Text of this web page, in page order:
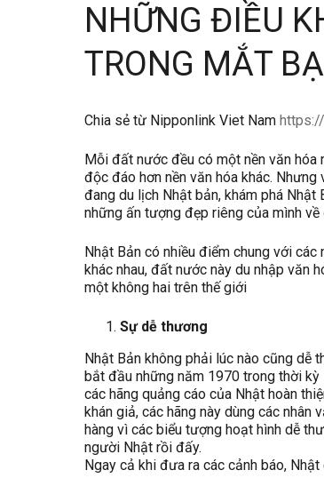
NHỮNG ĐIỀU
TRONG MẮT
Chia sẻ từ Nipponlink Viet Nam
Mỗi đất nước đều có một nền văn hóa
độc đáo hơn nền văn hóa khác.
đang du lịch Nhật bản, khám phá
những ấn tượng đẹp riêng của mình
Nhật Bản có nhiều điểm chung với các
khác nhau, đất nước này du nhập văn
một không hai trên thế giới
Sự dễ thương
Nhật Bản không phải lúc nào cũng dễ
bắt đầu những năm 1970 trong thời
các hãng quảng cáo của Nhật hoàn
khán giả, các hãng này dùng các nhân
hàng vì các biểu tượng hoạt hình dễ
người Nhật rồi đấy.
Ngay cả khi đưa ra các cảnh báo,